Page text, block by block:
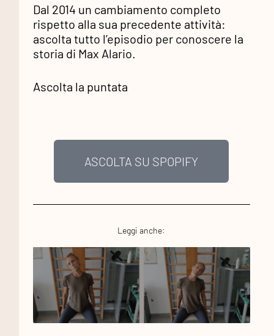
Dal 2014 un cambiamento completo
rispetto alla sua precedente attività:
ascolta tutto l’episodio per conoscere la
storia di Max Alario.
Ascolta la puntata
ASCOLTA SU SPOPIFY
Leggi anche:
Informazioni